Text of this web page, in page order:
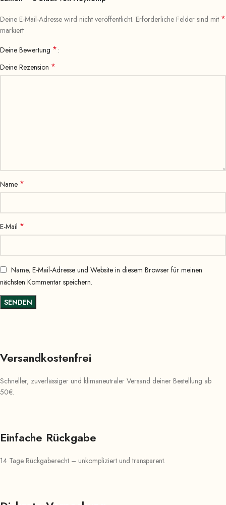
Deine E-Mail-Adresse wird nicht veröffentlicht. Erforderliche Felder sind mit *
markiert
Deine Bewertung *
Deine Rezension *
Name *
E-Mail *
Name, E-Mail-Adresse und Website in diesem Browser für meinen
nächsten Kommentar speichern.
Versandkostenfrei
Schneller, zuverlässiger und klimaneutraler Versand deiner Bestellung ab
50€.
Einfache Rückgabe
14 Tage Rückgaberecht – unkompliziert und transparent.